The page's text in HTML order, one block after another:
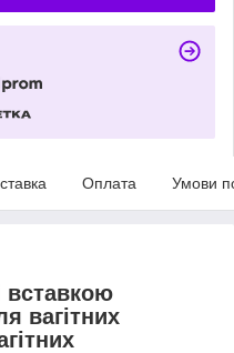
Оплата Умови
вставкою
вагітних